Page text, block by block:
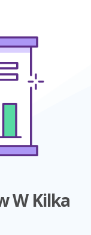
W Kilka